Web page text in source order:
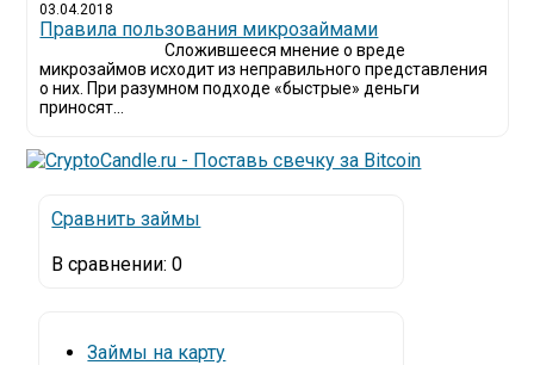
03.04.2018
​Правила пользования микрозаймами
Сложившееся мнение о вреде
микрозаймов исходит из неправильного представления
о них. При разумном подходе «быстрые» деньги
приносят...
Сравнить займы
В сравнении:0
Займы на карту